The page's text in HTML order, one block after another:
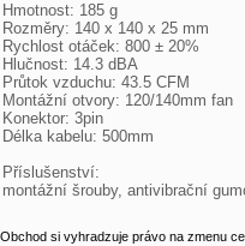
Hmotnost: 185 g
Rozměry: 140 x 140 x 25 mm
Rychlost otáček: 800 ± 20%
Hlučnost: 14.3 dBA
Průtok vzduchu: 43.5 CFM
Montážní otvory: 120/140mm fan
Konektor: 3pin
Délka kabelu: 500mm
Příslušenství:
montážní šrouby, antivibrační
Obchod si vyhradzuje právo na zmenu